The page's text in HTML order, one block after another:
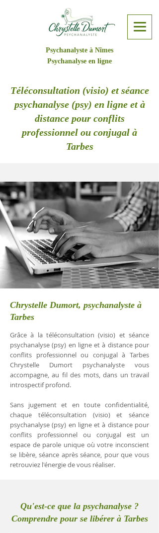
Psychanalyste à Nîmes
Psychanalyse en ligne
Téléconsultation (visio) et séance
psychanalyse (psy) en ligne et à
distance pour conflits
professionnel ou conjugal à
Tarbes
Chrystelle Dumort, psychanalyste à
Tarbes
Grâce à la téléconsultation (visio) et séance
psychanalyse (psy) en ligne et à distance pour
conflits professionnel ou conjugal à Tarbes
Chrystelle Dumort psychanalyste vous
accompagne, au fil des mots, dans un travail
introspectif profond.
Sans jugement et en toute confidentialité,
chaque téléconsultation (visio) et séance
psychanalyse (psy) en ligne et à distance pour
conflits professionnel ou conjugal est un
espace de parole unique où votre inconscient
se libère, séance après séance, pour que vous
retrouviez l'énergie de vous réaliser.
Qu'est-ce que la psychanalyse ?
Comprendre pour se libérer à Tarbes